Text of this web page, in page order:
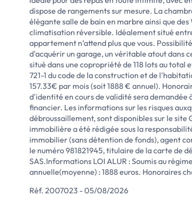
dispose de rangements sur mesure. La
élégante salle de bain en marbre ainsi que
climatisation réversible. Idéalement situé
appartement n’attend plus que vous.
d'acquérir un garage, un véritable atout dans
situé dans une copropriété de 118 lots au
721-1 du code de la construction et de
157.33€ par mois (soit 1888 € annuel).
d'identité en cours de validité sera
financier. Les informations sur les risques
débroussaillement, sont disponibles sur le
immobilière a été rédigée sous la
immobilier (sans détention de fonds), agent
le numéro 981821945, titulaire de la carte de
SAS.Informations LOI ALUR : Soumis au
annuelle(moyenne) : 1888 euros. Honoraires
Réf. 2007023 - 05/08/2026